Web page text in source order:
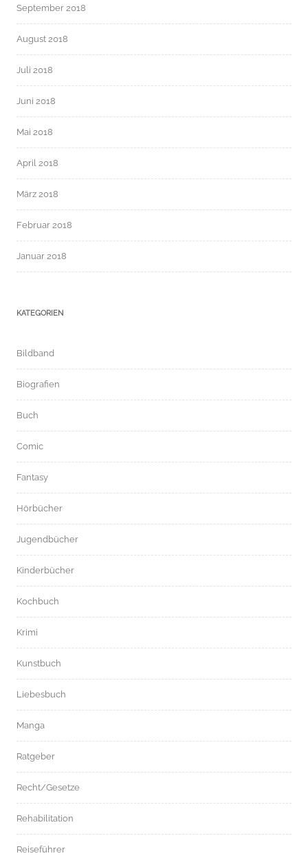
September 2018
August 2018
Juli 2018
Juni 2018
Mai 2018
April 2018
März 2018
Februar 2018
Januar 2018
KATEGORIEN
Bildband
Biografien
Buch
Comic
Fantasy
Hörbücher
Jugendbücher
Kinderbücher
Kochbuch
Krimi
Kunstbuch
Liebesbuch
Manga
Ratgeber
Recht/Gesetze
Rehabilitation
Reiseführer